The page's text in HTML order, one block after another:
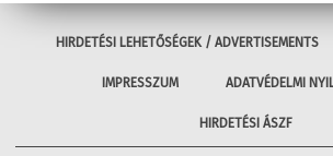
HIRDETÉSI LEHETŐSÉGEK / ADVERTISEMENTS
IMPRESSZUM ADATVÉDELMI
HIRDETÉSI ÁSZF